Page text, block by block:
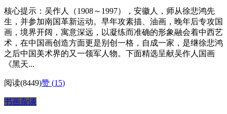
核心提示：吴作人（1908～1997），安徽人，师从徐悲鸿先
生，并参加南国革新运动。早年攻素描、油画，晚年后专攻国
画，境界开阔，寓意深远，以凝练而准确的形象融会着中西艺
术，在中国画创造方面更是别创一格，自成一家，是继徐悲鸿
之后中国美术界的又一领军人物。下面精选呈献吴作人国画
《黑天...
阅读(8449)赞 (15)
书画杂谈